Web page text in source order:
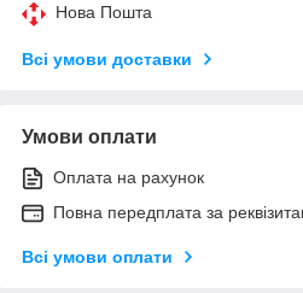
Нова Пошта
Всі умови доставки
Умови оплати
Оплата на рахунок
Повна передплата за
Всі умови оплати